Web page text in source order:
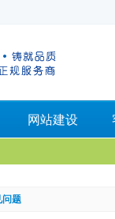
网站建设
问题